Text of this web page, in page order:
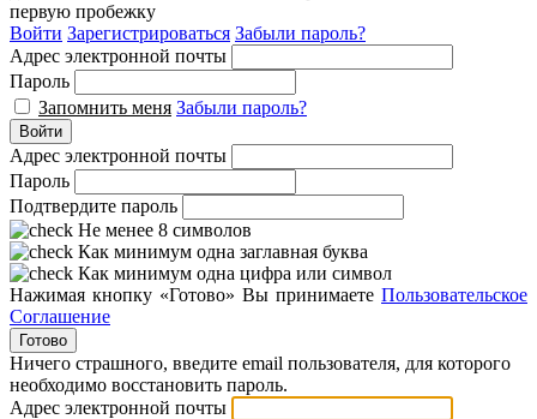
первую пробежку
Войти Зарегистрироваться Забыли пароль?
Адрес электронной почты
Пароль
Запомнить меня Забыли пароль?
Войти
Адрес электронной почты
Пароль
Подтвердите пароль
Не менее 8 символов
Как минимум одна заглавная буква
Как минимум одна цифра или символ
Нажимая кнопку «Готово» Вы принимаете Пользовательское
Соглашение
Готово
Ничего страшного, введите email пользователя, для которого
необходимо восстановить пароль.
Адрес электронной почты